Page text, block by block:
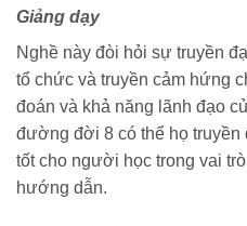
Giảng dạy
Nghề này đòi hỏi sự truyền
tổ chức và truyền cảm hứng
đoán và khả năng lãnh đạo
đường đời 8 có thể họ
tốt cho người học trong vai
hướng dẫn.